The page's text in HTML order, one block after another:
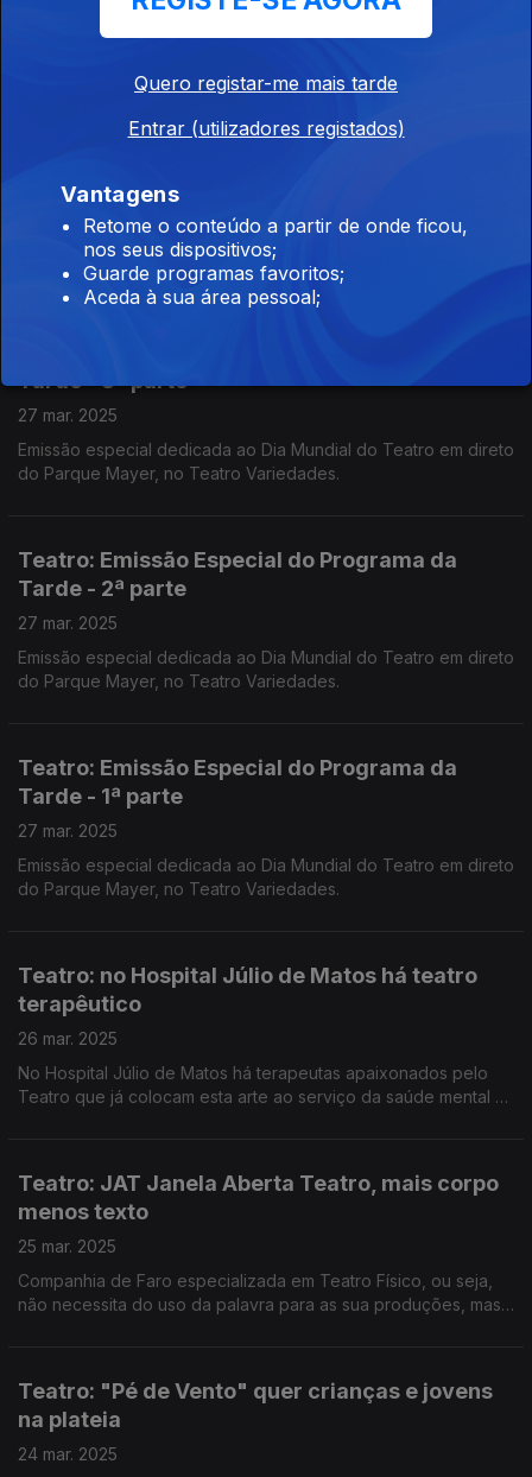
A música, as causas, o novo trabalho, a mudança da Guiné
Crespo com a cantora multifacetada Karyna Gomes.
Música: Professores e Alunos de Música na
31 mar. 2025
A Filomena Crespo arranca a Semana da Música à conversa
com o Tomás e o Rafael, alunos do AE Gil Paes, Torres Novas.
Estão no ensino articulado da música e aprendem com o
professor Vitor Ferreira e o maestro João Branco.
Tarde - 3ª parte
27 mar. 2025
Emissão especial dedicada ao Dia Mundial do Teatro em direto
do Parque Mayer, no Teatro Variedades.
Teatro: Emissão Especial do Programa da
Tarde - 2ª parte
27 mar. 2025
Emissão especial dedicada ao Dia Mundial do Teatro em direto
do Parque Mayer, no Teatro Variedades.
Teatro: Emissão Especial do Programa da
Tarde - 1ª parte
27 mar. 2025
Emissão especial dedicada ao Dia Mundial do Teatro em direto
do Parque Mayer, no Teatro Variedades.
Teatro: no Hospital Júlio de Matos há teatro
terapêutico
26 mar. 2025
No Hospital Júlio de Matos há terapeutas apaixonados pelo
Teatro que já colocam esta arte ao serviço da saúde mental há
Teatro: JAT Janela Aberta Teatro, mais corpo
menos texto
25 mar. 2025
Companhia de Faro especializada em Teatro Físico, ou seja,
não necessita do uso da palavra para as sua produções, mas
Teatro: "Pé de Vento" quer crianças e jovens
na plateia
24 mar. 2025
Quero registar-me mais tarde
Entrar (utilizadores registados)
Vantagens
Retome o conteúdo a partir de onde ficou,
nos seus dispositivos;
Guarde programas favoritos;
Aceda à sua área pessoal;